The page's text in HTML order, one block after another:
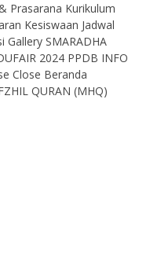
Prasarana Kurikulum
Kesiswaan Jadwal
Gallery SMARADHA
2024 PPDB INFO
Close Beranda
QURAN (MHQ)